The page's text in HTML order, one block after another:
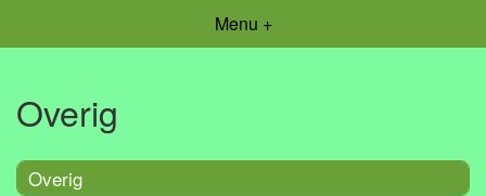
Menu +
Overig
Overig